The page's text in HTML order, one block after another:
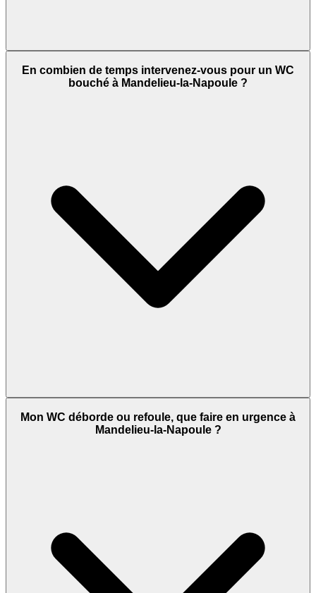
En combien de temps intervenez-vous pour un WC
bouché à Mandelieu-la-Napoule ?
Mon WC déborde ou refoule, que faire en urgence à
Mandelieu-la-Napoule ?